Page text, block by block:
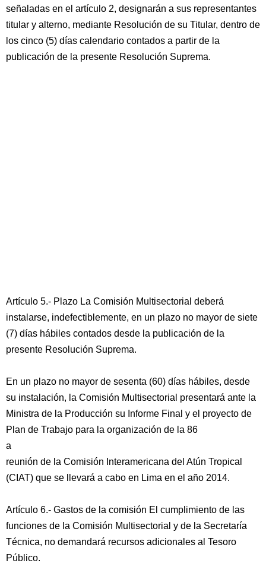
señaladas en el artículo 2, designarán a sus representantes
titular y alterno, mediante Resolución de su Titular, dentro de
los cinco (5) días calendario contados a partir de la
publicación de la presente Resolución Suprema.
Artículo 5.- Plazo La Comisión Multisectorial deberá
instalarse, indefectiblemente, en un plazo no mayor de siete
(7) días hábiles contados desde la publicación de la
presente Resolución Suprema.
En un plazo no mayor de sesenta (60) días hábiles, desde
su instalación, la Comisión Multisectorial presentará ante la
Ministra de la Producción su Informe Final y el proyecto de
Plan de Trabajo para la organización de la 86
a
reunión de la Comisión Interamericana del Atún Tropical
(CIAT) que se llevará a cabo en Lima en el año 2014.
Artículo 6.- Gastos de la comisión El cumplimiento de las
funciones de la Comisión Multisectorial y de la Secretaría
Técnica, no demandará recursos adicionales al Tesoro
Público.